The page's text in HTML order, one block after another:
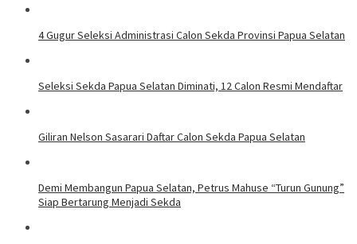
4 Gugur Seleksi Administrasi Calon Sekda Provinsi Papua Selatan
Seleksi Sekda Papua Selatan Diminati, 12 Calon Resmi Mendaftar
Giliran Nelson Sasarari Daftar Calon Sekda Papua Selatan
Demi Membangun Papua Selatan, Petrus Mahuse “Turun Gunung”
Siap Bertarung Menjadi Sekda